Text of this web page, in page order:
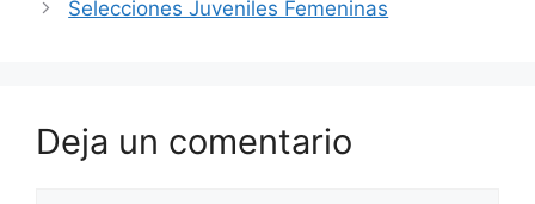
Selecciones Juveniles Femeninas
Deja un comentario